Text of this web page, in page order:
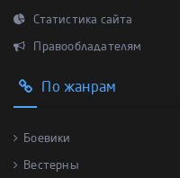
Статистика сайта
Правообладателям
По жанрам
Боевики
Вестерны